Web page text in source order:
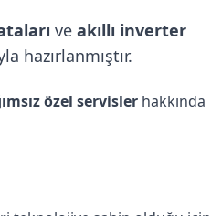
ve akıllı inverter
hazırlanmıştır.
özel servisler hakkında